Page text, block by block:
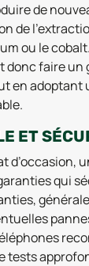
de
de
ou le
donc faire
en adoptant
ET
d’occasion,
qui
tests